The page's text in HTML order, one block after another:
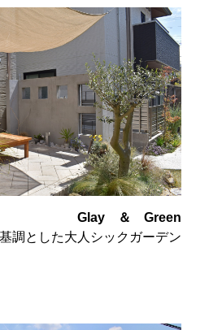
Glay ＆ Green
調とした大人シックガーデン